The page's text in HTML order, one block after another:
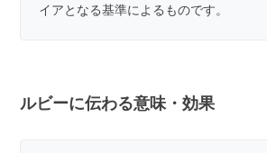
イアとなる基準によるものです。
ルビーに伝わる意味・効果